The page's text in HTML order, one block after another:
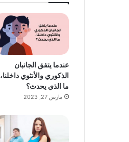
عندما يتفق الجانبان
الذكوري والأنثوي داخلنا،
ما الذي يحدث؟
مارس 27, 2023